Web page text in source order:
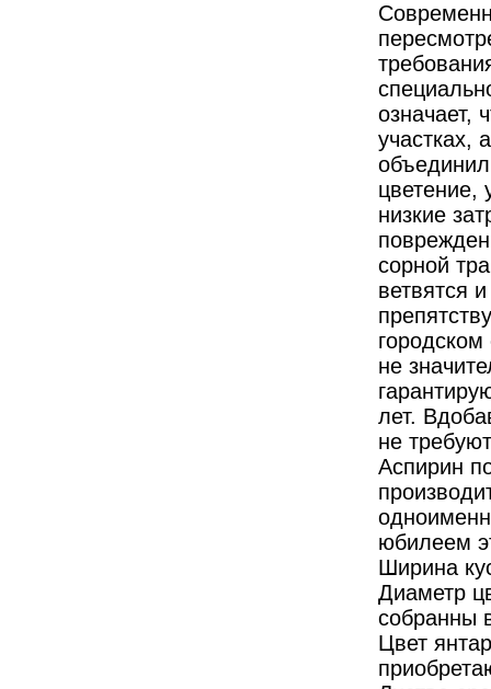
означает,
участках,
цветение,
низкие
сорной
ветвятся
не
лет.
не
Аспирин
юбилеем
Ширина
Диаметр
собранны
Цвет